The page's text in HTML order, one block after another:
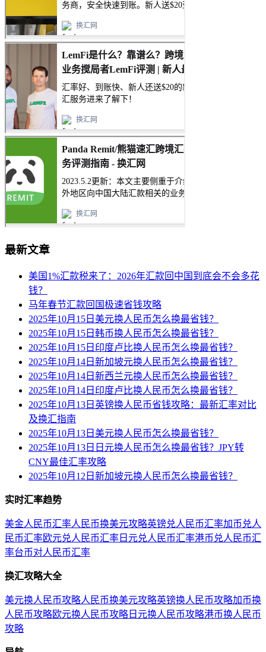
最新文章
美国1%汇款税来了：2026年汇款回中国到底会不会多花
钱？
马年春节汇款回国极速省钱攻略
2025年10月15日美元换人民币怎么换最省钱？
2025年10月15日韩币换人民币怎么换最省钱？
2025年10月15日印度卢比换人民币怎么换最省钱？
2025年10月14日新加坡元换人民币怎么换最省钱？
2025年10月14日新西兰元换人民币怎么换最省钱？
2025年10月14日印度卢比换人民币怎么换最省钱？
2025年10月13日英镑换人民币省钱攻略：最新汇率对比
及换汇指南
2025年10月13日美元换人民币怎么换最省钱？
2025年10月13日日元换人民币怎么换最省钱？JPY转
CNY最佳汇率攻略
2025年10月12日新加坡元换人民币怎么换最省钱？
实时汇率趋势
美金人民币汇率人民币换美元攻略英镑兑人民币汇率加币兑人
民币汇率欧元兑人民币汇率 日元兑人民币汇率港币兑人民币汇
率台币对人民币汇率
换汇攻略大全
美元换人民币攻略人民币换美元攻略英镑换人民币攻略加币换
人民币攻略欧元换人民币攻略 日元换人民币攻略港币换人民币
攻略